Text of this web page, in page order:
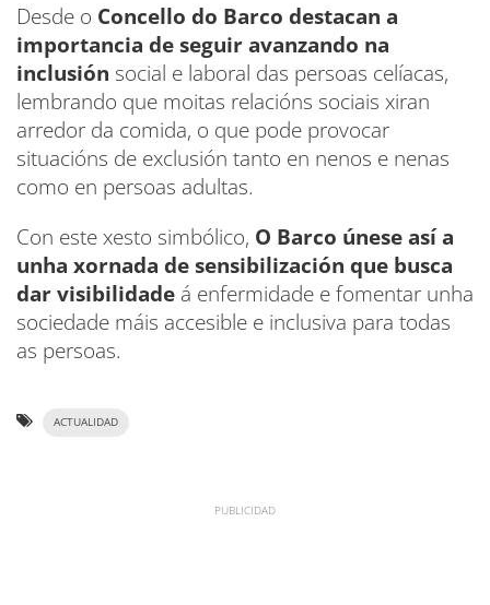
Desde o Concello do Barco destacan a
importancia de seguir avanzando na
inclusión social e laboral das persoas celíacas,
lembrando que moitas relacións sociais xiran
arredor da comida, o que pode provocar
situacións de exclusión tanto en nenos e nenas
como en persoas adultas.
Con este xesto simbólico, O Barco únese así a
unha xornada de sensibilización que busca
dar visibilidade á enfermidade e fomentar unha
sociedade máis accesible e inclusiva para todas
as persoas.
ACTUALIDAD